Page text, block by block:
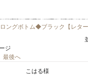
ングボトム◆ブラック【レター
ジ
最後へ
こはる様